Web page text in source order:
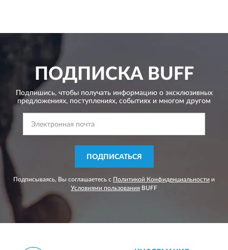
ПОДПИСКАBUFF
Подпишись, чтобы получать информацию о эксклюзивных
предложениях, поступлениях, событиях и многом другом
ПОДПИСАТЬСЯ
Подписываясь, Вы соглашаетесь с Политикой Конфиденциальности и
Условиями пользования BUFF